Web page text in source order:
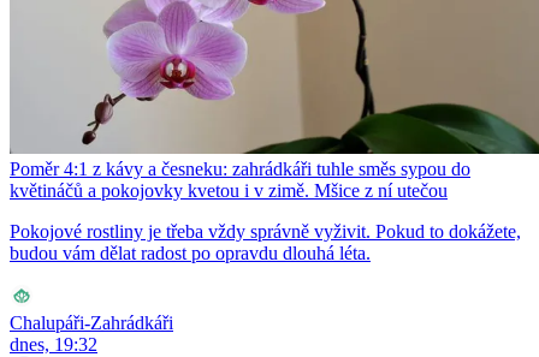
Poměr 4:1 z kávy a česneku: zahrádkáři tuhle směs sypou do
květináčů a pokojovky kvetou i v zimě. Mšice z ní utečou
Pokojové rostliny je třeba vždy správně vyživit. Pokud to dokážete,
budou vám dělat radost po opravdu dlouhá léta.
Chalupáři-Zahrádkáři
dnes, 19:32